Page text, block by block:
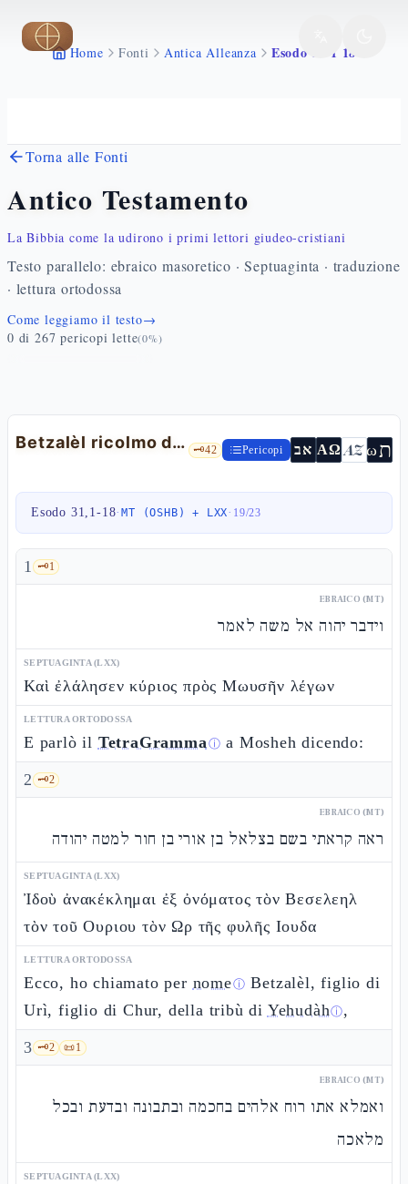
Vai al contenuto principale
Home Fonti Antica Alleanza Esodo 31 1 18
Torna alle Fonti
Antico Testamento
La Bibbia come la udirono i primi lettori giudeo-cristiani
Testo parallelo: ebraico masoretico · Septuaginta · traduzione
· lettura ortodossa
Come leggiamo il testo→
0 di 267 pericopi lette(0%)
Betzalèl ricolmo di spirito e lo Shabbàt segno dell'alleanza — Es 31,1-18 🗝️42 Pericopi אב ΑΩ AZωת
Esodo 31,1-18·MT (OSHB) + LXX· 19/23
1 🗝️1
EBRAICO (MT)
וידבר יהוה אל משה לאמר
SEPTUAGINTA (LXX)
Καὶ ἐλάλησεν κύριος πρὸς Μωυσῆν λέγων
LETTURA ORTODOSSA
E parlò il TetraGrammaⓘ a Mosheh dicendo:
2 🗝️2
EBRAICO (MT)
ראה קראתי בשם בצלאל בן אורי בן חור למטה יהודה
SEPTUAGINTA (LXX)
Ἰδοὺ ἀνακέκλημαι ἐξ ὀνόματος τὸν Βεσελεηλ
τὸν τοῦ Ουριου τὸν Ωρ τῆς φυλῆς Ιουδα
LETTURA ORTODOSSA
Ecco, ho chiamato per nomeⓘ Betzalèl, figlio di
Urì, figlio di Chur, della tribù di Yehudàhⓘ,
3 🗝️2 📜1
EBRAICO (MT)
ואמלא אתו רוח אלהים בחכמה ובתבונה ובדעת ובכל
מלאכה
SEPTUAGINTA (LXX)